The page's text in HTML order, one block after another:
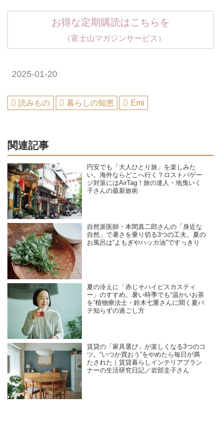
お得な定期購読はこちらを
（富士山マガジンサービス）
2025-01-20
読みもの 暮らしの知恵 Emi
関連記事
円安でも「大人ひとり旅」を楽しみた
い。海外ならどこへ行く？ロストバゲー
ジ対策にはAirTag！旅の達人・地曳いく
子さんの最新旅術
自然派医師・本間真二郎さんの「身近な
自然」で暑さを乗り切る3つの工夫。夏の
お風呂は“よもぎやハッカ油”ですっきり
夏の冷えに「赤じそハイビスカスティ
ー」のすすめ。暑い時季でも“温かいお茶
を”植物療法士・鈴木七重さんに聞く夏バ
テ知らずの過ごし方
賃貸の「家具選び」が楽しくなる3つのコ
ツ。“いつか買おう”をやめたら毎日が満
たされた｜賃貸暮らしインテリアプラン
ナーの生活研究日記／岩部圭子さん